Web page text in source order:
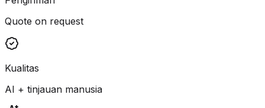
Quote on request
Kualitas
AI + tinjauan manusia